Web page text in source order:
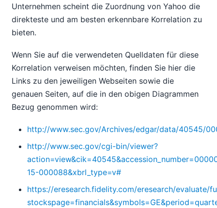
Unternehmen scheint die Zuordnung von Yahoo die
direkteste und am besten erkennbare Korrelation zu
bieten.
Wenn Sie auf die verwendeten Quelldaten für diese
Korrelation verweisen möchten, finden Sie hier die
Links zu den jeweiligen Webseiten sowie die
genauen Seiten, auf die in den obigen Diagrammen
Bezug genommen wird:
http://www.sec.gov/Archives/edgar/data/40545/
http://www.sec.gov/cgi-bin/viewer?
15-000088&xbrl_type=v#
https://eresearch.fidelity.com/eresearch/evaluate/